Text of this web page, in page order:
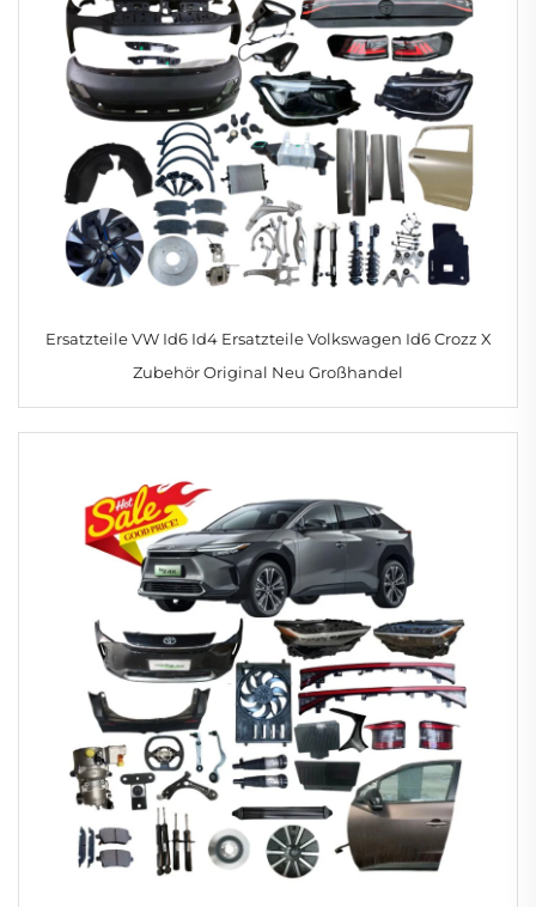
Ersatzteile VW Id6 Id4 Ersatzteile Volkswagen Id6 Crozz X
Zubehör Original Neu Großhandel